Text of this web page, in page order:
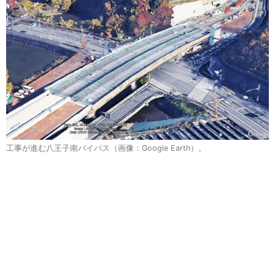
工事が進む八王子南バイパス（画像：Google Earth）。